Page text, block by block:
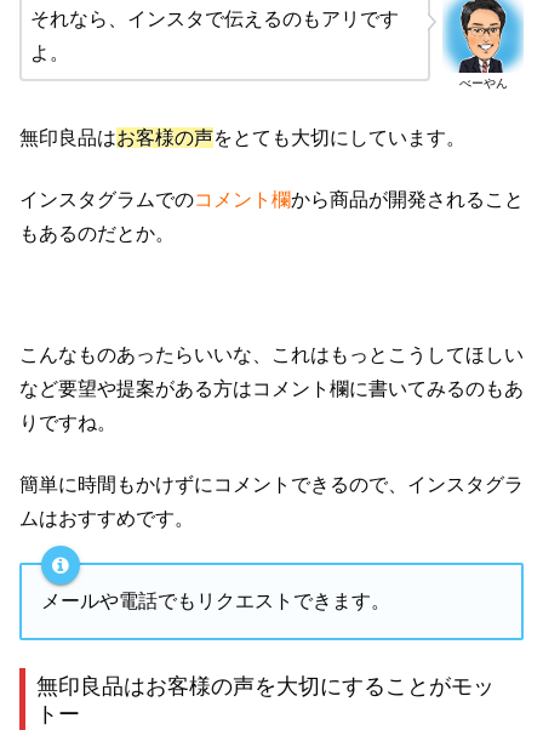
べーやん
それなら、インスタで伝えるのもアリです
よ。
無印良品はお客様の声をとても大切にしています。
インスタグラムでのコメント欄から商品が開発されること
もあるのだとか。
こんなものあったらいいな、これはもっとこうしてほしい
など要望や提案がある方はコメント欄に書いてみるのもあ
りですね。
簡単に時間もかけずにコメントできるので、インスタグラ
ムはおすすめです。
メールや電話でもリクエストできます。
無印良品はお客様の声を大切にすることがモッ
トー